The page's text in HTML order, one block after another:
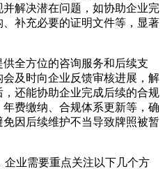
解决潜在问题，如协助企业完
补充必要的证明文件等，显著
全方位的咨询服务和后续支
及时向企业反馈审核进展，解
还能协助企业完成后续的合规
费缴纳、合规体系更新等，确
因后续维护不当导致牌照被暂
业需要重点关注以下几个方